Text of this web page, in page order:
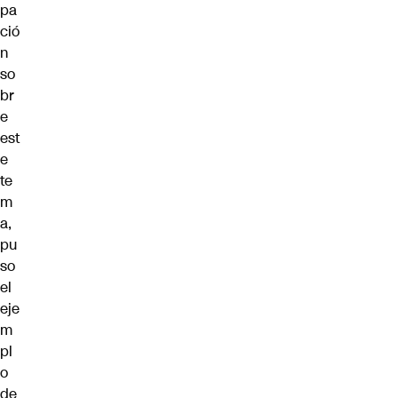
pa
ció
n
so
br
e
est
e
te
m
a,
pu
so
el
eje
m
pl
o
de